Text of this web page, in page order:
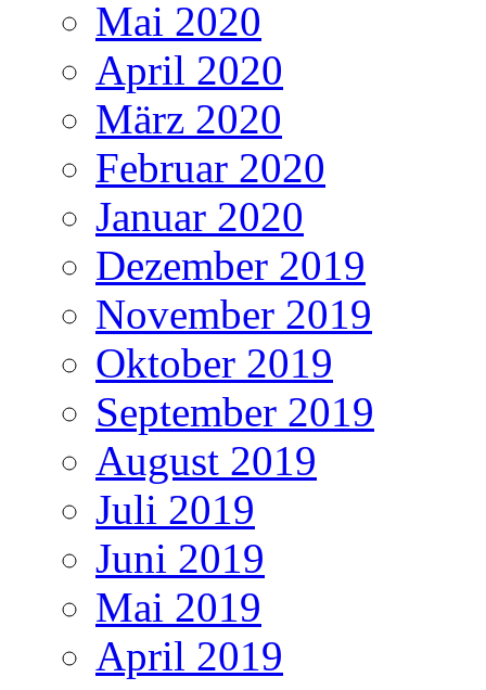
Mai 2020
April 2020
März 2020
Februar 2020
Januar 2020
Dezember 2019
November 2019
Oktober 2019
September 2019
August 2019
Juli 2019
Juni 2019
Mai 2019
April 2019